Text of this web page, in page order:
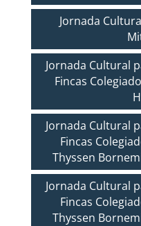
Jornada
Jornada Cultural
Fincas
Jornada Cultural
Fincas
Thyssen
Jornada Cultural
Fincas
Thyssen